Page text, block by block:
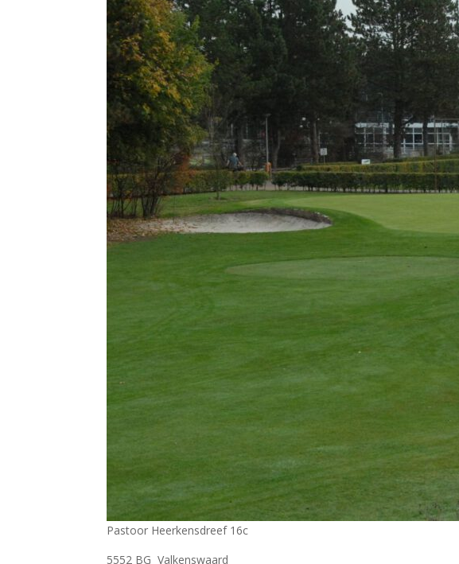
Pastoor Heerkensdreef 16c
5552 BG Valkenswaard